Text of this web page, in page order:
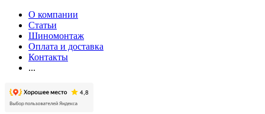
О компании
Статьи
Шиномонтаж
Оплата и доставка
Контакты
...